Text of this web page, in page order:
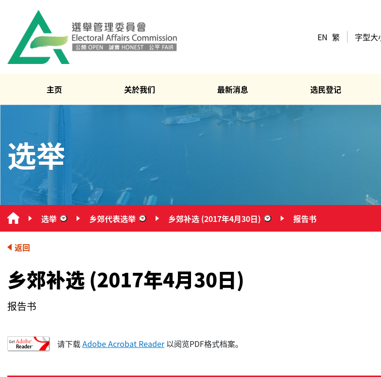
EN 繁 字型大
主页 关於我们 最新消息 选民登记
选举
选举 “选举”乡郊代表选举 “乡郊代表选举”
乡郊补选 (2017年4月30日) “乡郊补选 (2017年4月30日)”
报告书
返回
乡郊补选 (2017年4月30日)
报告书
请下载Adobe Acrobat Reader以阅览PDF格式档案。